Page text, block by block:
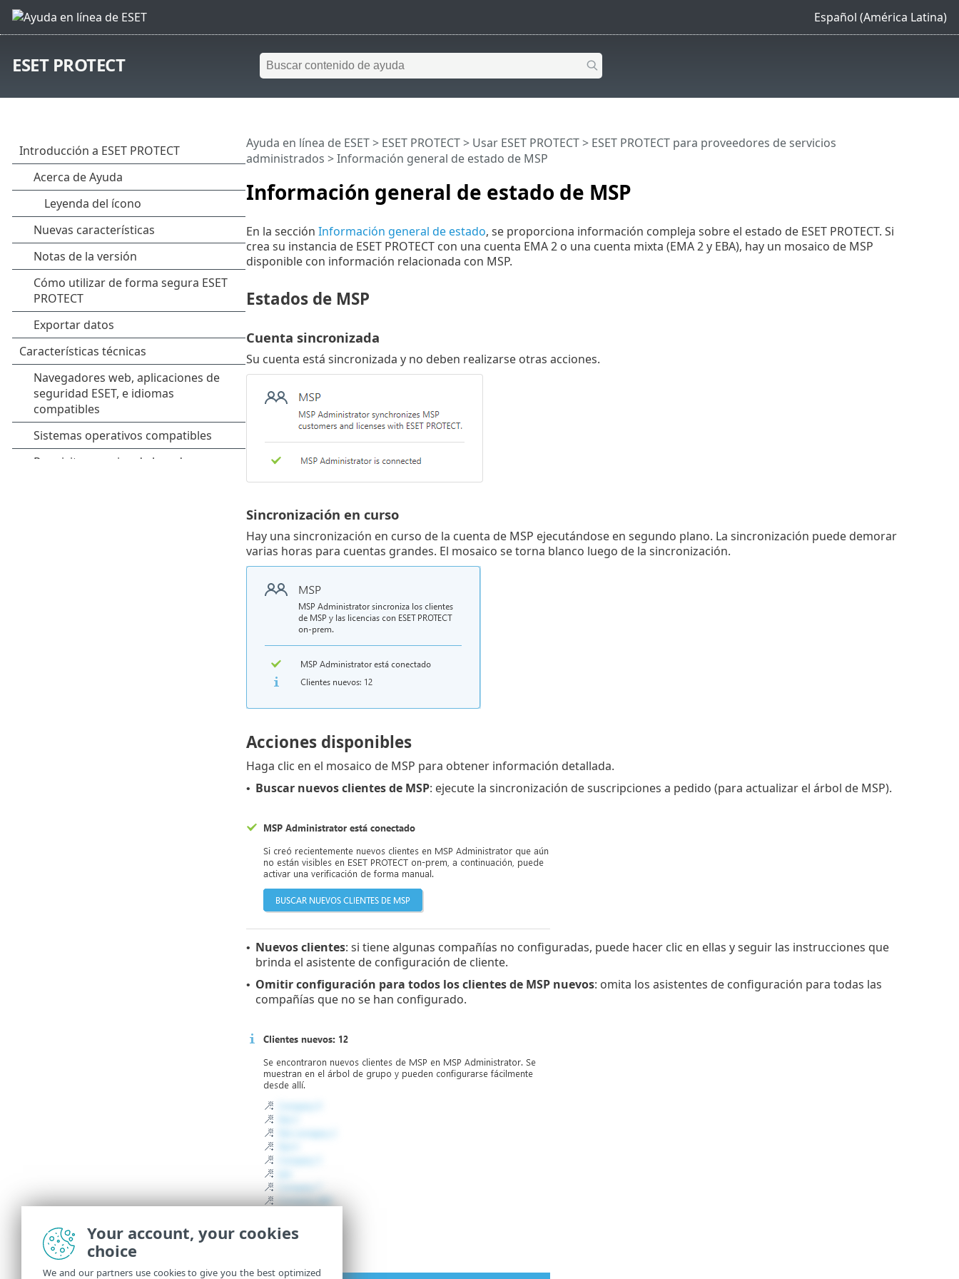
Español (América Latina)
ESET PROTECT
Información general de estado de MSP
Ayuda en línea de ESET> ESET PROTECT> Usar ESET PROTECT> ESET PROTECT para proveedores de servicios
administrados > Información general de estado de MSP
En la sección Información general de estado, se proporciona información compleja sobre el estado de ESET PROTECT. Si
crea su instancia de ESET PROTECT con una cuenta EMA 2 o una cuenta mixta (EMA 2 y EBA), hay un mosaico de MSP
disponible con información relacionada con MSP.
Estados de MSP
Cuenta sincronizada
Su cuenta está sincronizada y no deben realizarse otras acciones.
Sincronización en curso
Hay una sincronización en curso de la cuenta de MSP ejecutándose en segundo plano. La sincronización puede demorar
varias horas para cuentas grandes. El mosaico se torna blanco luego de la sincronización.
Acciones disponibles
Haga clic en el mosaico de MSP para obtener información detallada.
• Buscar nuevos clientes de MSP: ejecute la sincronización de suscripciones a pedido (para actualizar el árbol de MSP).
• Nuevos clientes: si tiene algunas compañías no configuradas, puede hacer clic en ellas y seguir las instrucciones que
brinda el asistente de configuración de cliente.
• Omitir configuración para todos los clientes de MSP nuevos: omita los asistentes de configuración para todas las
compañías que no se han configurado.
Your account, your cookies
choice
We and our partners use cookies to give you the best optimized